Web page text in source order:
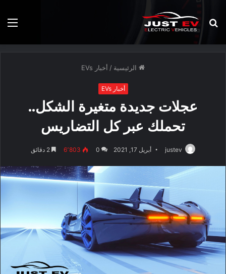
بحث
عن
الرئيسية / أخبار EVs
أخبار EVs
عجلات جديدة متغيرة الشكل..
تحملك عبر كل التضاريس
justev أبريل 17, 2021 0 6٬803